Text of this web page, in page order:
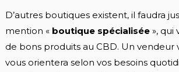
D’autres boutiques existent, il faudra
mention « boutique spécialisée », qui
de bons produits au CBD. Un vendeur
vous orientera selon vos besoins